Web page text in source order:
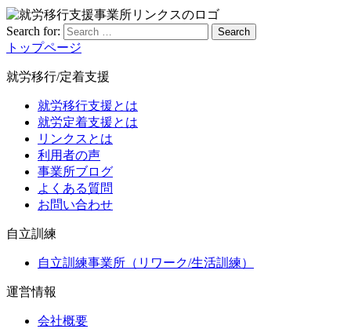
Search for: Search
トップページ
就労移行/定着支援
就労移行支援とは
就労定着支援とは
リンクスとは
利用者の声
事業所ブログ
よくある質問
お問い合わせ
自立訓練
自立訓練事業所（リワーク/生活訓練）
運営情報
会社概要